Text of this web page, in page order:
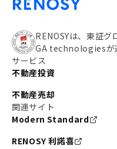
#私の資産ポートフォリ
#わたしのリノベーシ
#東京メトロ副都心線
#東京メトロ銀座線
#東京メトロ半蔵門線
RENOSYは、東証グ
GA technologiesが
サービス
不動産投資
不動産売却
関連サイト
Modern Standard
RENOSY 利諾喜